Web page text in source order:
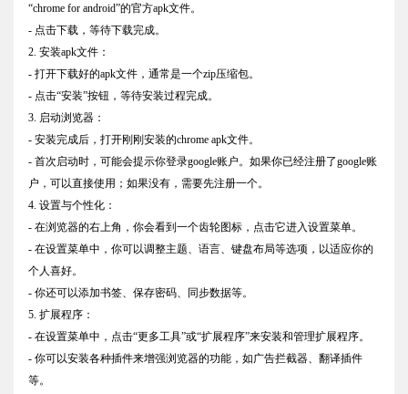
“chrome for android”的官方apk文件。
- 点击下载，等待下载完成。
2. 安装apk文件：
- 打开下载好的apk文件，通常是一个zip压缩包。
- 点击“安装”按钮，等待安装过程完成。
3. 启动浏览器：
- 安装完成后，打开刚刚安装的chrome apk文件。
- 首次启动时，可能会提示你登录google账户。如果你已经注册了google账
户，可以直接使用；如果没有，需要先注册一个。
4. 设置与个性化：
- 在浏览器的右上角，你会看到一个齿轮图标，点击它进入设置菜单。
- 在设置菜单中，你可以调整主题、语言、键盘布局等选项，以适应你的
个人喜好。
- 你还可以添加书签、保存密码、同步数据等。
5. 扩展程序：
- 在设置菜单中，点击“更多工具”或“扩展程序”来安装和管理扩展程序。
- 你可以安装各种插件来增强浏览器的功能，如广告拦截器、翻译插件
等。